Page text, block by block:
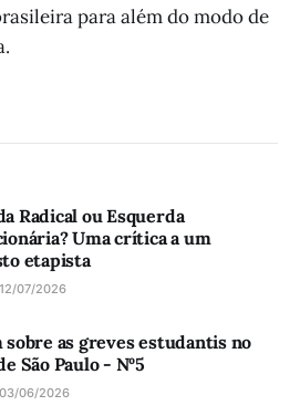
para além do modo de
Radical ou Esquerda
Uma crítica a um
etapista
12/07/2026
as greves estudantis no
São Paulo - Nº5
03/06/2026